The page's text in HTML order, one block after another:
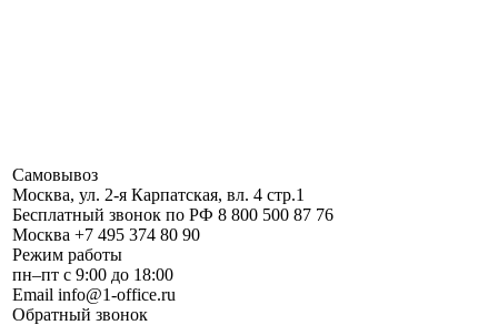
Самовывоз
Москва,ул. 2-я Карпатская, вл. 4 стр.1
Бесплатный звонок по РФ 8 800 500 87 76
Москва +7 495 374 80 90
Режим работы
пн–пт с 9:00 до 18:00
Email info@1-office.ru
Обратный звонок